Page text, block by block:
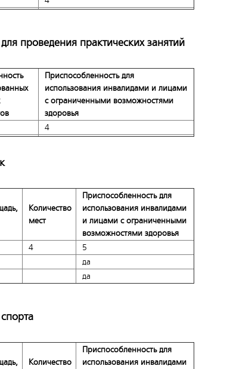
проведения практических занятий
Приспособленность для
использования инвалидами и лицами
с ограниченными возможностями
здоровья
4
Количество
мест
Приспособленность для
использования инвалидами
и лицами с ограниченными
возможностями здоровья
4
5
да
да
Количество
Приспособленность для
использования инвалидами